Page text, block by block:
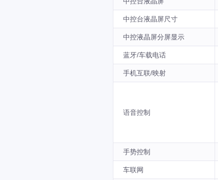
中控台液晶屏尺寸
中控液晶屏分屏显示
蓝牙/车载电话
手机互联/映射
语音控制
手势控制
车联网